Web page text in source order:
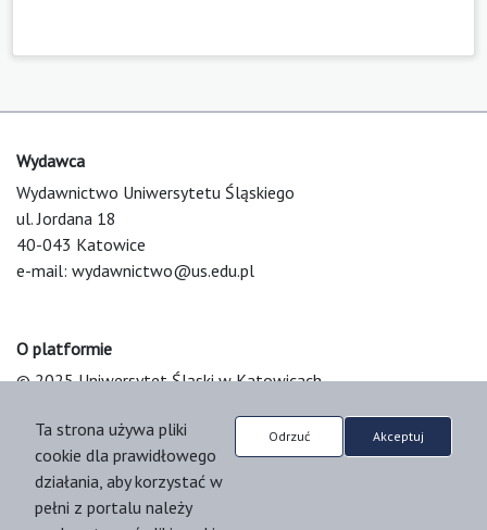
Wydawca
Wydawnictwo Uniwersytetu Śląskiego
ul. Jordana 18
40-043 Katowice
e-mail: wydawnictwo@us.edu.pl
O platformie
© 2025 Uniwersytet Śląski w Katowicach
Platform & Workflow by OJS/PKP
Ta strona używa pliki
cookie dla prawidłowego
działania, aby korzystać w
pełni z portalu należy
Odrzuć Akceptuj